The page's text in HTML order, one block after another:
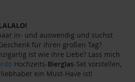
in- und auswendig und suchst
für ihren großen Tag?
ist wie ihre Liebe? Lass mich
Hochzeits-Bierglas-Set vorstellen,
ein Must-Have ist!